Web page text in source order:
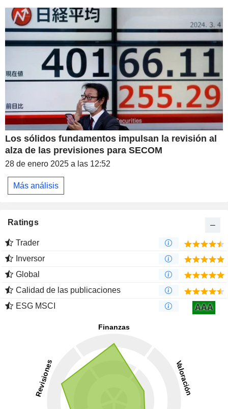
Los sólidos fundamentos impulsan la revisión al
alza de las previsiones para SECOM
28 de enero 2025 a las 12:52
Más análisis
Ratings
Trader
Inversor
Global
Calidad de las publicaciones
ESG MSCI
AAA